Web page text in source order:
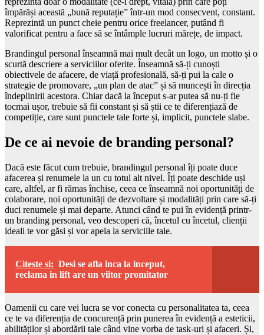
împărăși această „bună reputație” într-un mod consecvent, constant.
Reprezintă un punct cheie pentru orice freelancer, putând fi
valorificat pentru a face să se întâmple lucruri mărețe, de impact.
Brandingul personal înseamnă mai mult decât un logo, un motto și o
scurtă descriere a serviciilor oferite. Înseamnă să-ți cunoști
obiectivele de afacere, de viață profesională, să-ți pui la cale o
strategie de promovare, „un plan de atac” și să muncești în direcția
îndeplinirii acestora. Chiar dacă la început s-ar putea să nu-ți fie
tocmai ușor, trebuie să fii constant și să știi ce te diferențiază de
competiție, care sunt punctele tale forte și, implicit, punctele slabe.
De ce ai nevoie de branding personal?
Dacă este făcut cum trebuie, brandingul personal îți poate duce
afacerea și renumele la un cu totul alt nivel. Îți poate deschide uși
care, altfel, ar fi rămas închise, ceea ce înseamnă noi oportunități de
colaborare, noi oportunități de dezvoltare și modalități prin care să-ți
duci renumele și mai departe. Atunci când te pui în evidență printr-
un branding personal, veo descoperi că, încetul cu încetul, clienții
ideali te vor găsi și vor apela la serviciile tale.
Citeste si: Desi se afla inca la inceput,
reclama in lift are un viitor promitator
Oamenii cu care vei lucra se vor conecta cu personalitatea ta, ceea
ce te va diferenția de concurență prin punerea în evidență a esteticii,
abilităților și abordării tale când vine vorba de task-uri și afaceri. Și,